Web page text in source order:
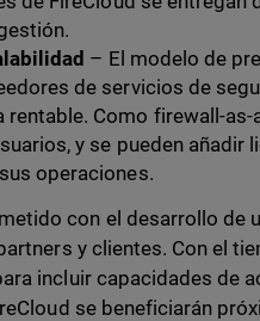
– El modelo de
de servicios de
rentable. Como firewall-
y se pueden añadir
operaciones.
con el desarrollo de
y clientes. Con el
incluir capacidades de
se beneficiarán